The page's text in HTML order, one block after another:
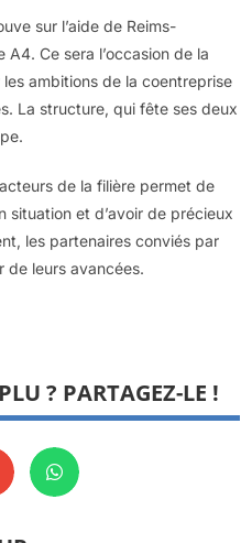
sur l’aide de Reims-
A4. Ce sera l’occasion de la
ambitions de la coentreprise
La structure, qui fête ses deux
de la filière permet de
situation et d’avoir de précieux
les partenaires conviés par
de leurs avancées.
? PARTAGEZ-LE !